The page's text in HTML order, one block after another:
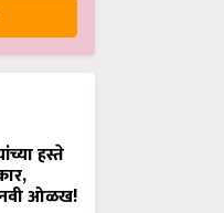
हस्ते
नवी ओळख!